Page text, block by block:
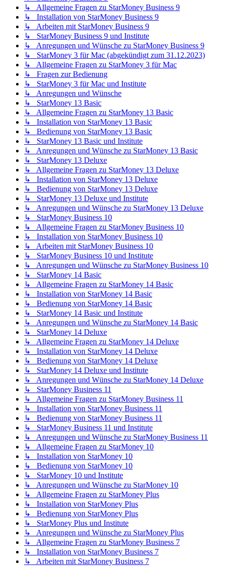
↳ Allgemeine Fragen zu StarMoney Business 9
↳ Installation von StarMoney Business 9
↳ Arbeiten mit StarMoney Business 9
↳ StarMoney Business 9 und Institute
↳ Anregungen und Wünsche zu StarMoney Business 9
↳ StarMoney 3 für Mac (abgekündigt zum 31.12.2023)
↳ Allgemeine Fragen zu StarMoney 3 für Mac
↳ Fragen zur Bedienung
↳ StarMoney 3 für Mac und Institute
↳ Anregungen und Wünsche
↳ StarMoney 13 Basic
↳ Allgemeine Fragen zu StarMoney 13 Basic
↳ Installation von StarMoney 13 Basic
↳ Bedienung von StarMoney 13 Basic
↳ StarMoney 13 Basic und Institute
↳ Anregungen und Wünsche zu StarMoney 13 Basic
↳ StarMoney 13 Deluxe
↳ Allgemeine Fragen zu StarMoney 13 Deluxe
↳ Installation von StarMoney 13 Deluxe
↳ Bedienung von StarMoney 13 Deluxe
↳ StarMoney 13 Deluxe und Institute
↳ Anregungen und Wünsche zu StarMoney 13 Deluxe
↳ StarMoney Business 10
↳ Allgemeine Fragen zu StarMoney Business 10
↳ Installation von StarMoney Business 10
↳ Arbeiten mit StarMoney Business 10
↳ StarMoney Business 10 und Institute
↳ Anregungen und Wünsche zu StarMoney Business 10
↳ StarMoney 14 Basic
↳ Allgemeine Fragen zu StarMoney 14 Basic
↳ Installation von StarMoney 14 Basic
↳ Bedienung von StarMoney 14 Basic
↳ StarMoney 14 Basic und Institute
↳ Anregungen und Wünsche zu StarMoney 14 Basic
↳ StarMoney 14 Deluxe
↳ Allgemeine Fragen zu StarMoney 14 Deluxe
↳ Installation von StarMoney 14 Deluxe
↳ Bedienung von StarMoney 14 Deluxe
↳ StarMoney 14 Deluxe und Institute
↳ Anregungen und Wünsche zu StarMoney 14 Deluxe
↳ StarMoney Business 11
↳ Allgemeine Fragen zu StarMoney Business 11
↳ Installation von StarMoney Business 11
↳ Bedienung von StarMoney Business 11
↳ StarMoney Business 11 und Institute
↳ Anregungen und Wünsche zu StarMoney Business 11
↳ Allgemeine Fragen zu StarMoney 10
↳ Installation von StarMoney 10
↳ Bedienung von StarMoney 10
↳ StarMoney 10 und Institute
↳ Anregungen und Wünsche zu StarMoney 10
↳ Allgemeine Fragen zu StarMoney Plus
↳ Installation von StarMoney Plus
↳ Bedienung von StarMoney Plus
↳ StarMoney Plus und Institute
↳ Anregungen und Wünsche zu StarMoney Plus
↳ Allgemeine Fragen zu StarMoney Business 7
↳ Installation von StarMoney Business 7
↳ Arbeiten mit StarMoney Business 7